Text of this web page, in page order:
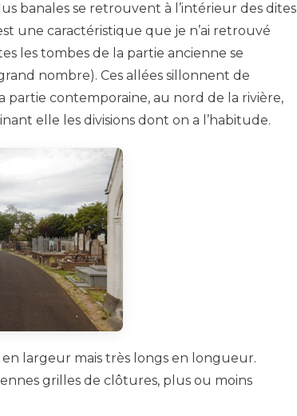
banales se retrouvent à l’intérieur des dites
une caractéristique que je n’ai retrouvé
les tombes de la partie ancienne se
nombre). Ces allées sillonnent de
partie contemporaine, au nord de la rivière,
elle les divisions dont on a l’habitude.
largeur mais très longs en longueur.
grilles de clôtures, plus ou moins